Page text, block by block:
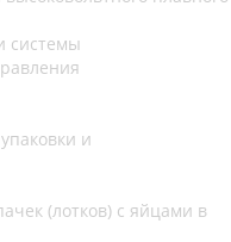
системы
и
(лотков) с яйцами в